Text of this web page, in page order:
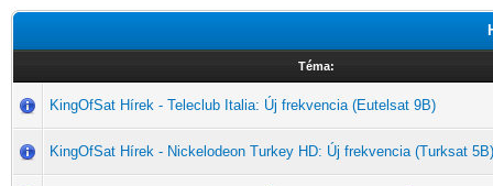
Téma:
KingOfSat Hírek - Teleclub Italia: Új frekvencia (Eutelsat 9B)
KingOfSat Hírek - Nickelodeon Turkey HD: Új frekvencia (Turksat 5B)